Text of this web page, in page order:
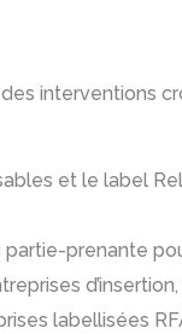
interventions
et le label
prenante
labellisées